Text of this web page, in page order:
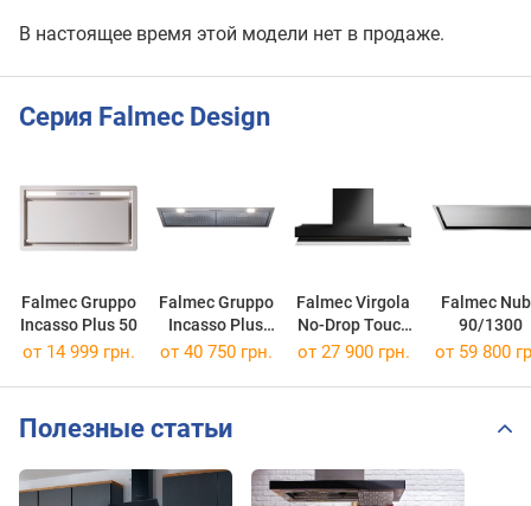
В настоящее время этой модели нет в продаже.
Серия Falmec Design
Falmec Gruppo
Incasso Plus 50
Falmec Gruppo
Incasso Plus
NRS 50/800
Falmec Virgola
No-Drop Touch
60
Falmec
90/1300
от 14 999 грн. от 40 750 грн. от 27 900 грн. от 59 800
Полезные статьи